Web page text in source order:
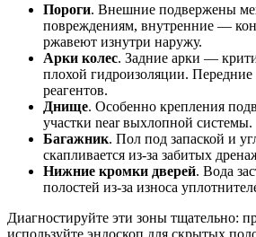
Пороги. Внешние подвержены
повреждениям, внутренние —
ржавеют изнутри наружу.
Арки колес. Задние арки —
плохой гидроизоляции.
реагентов.
Днище. Особенно крепления
участки near выхлопной системы.
Багажник. Пол под запаской и
скапливается из-за забитых
Нижние кромки дверей. Вода
полостей из-за износа
Диагностируйте эти зоны тщательно:
используйте эндоскоп для скрытых